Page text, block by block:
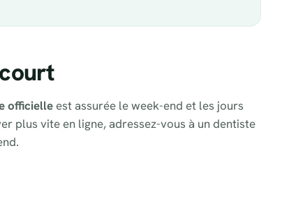
officielle est assurée le week-end et les jours
plus vite en ligne, adressez-vous à un dentiste